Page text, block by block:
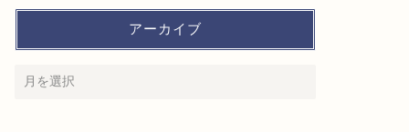
アーカイブ